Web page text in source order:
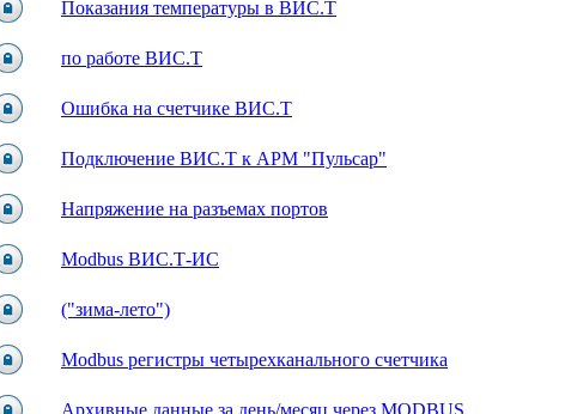
Показания температуры в ВИС.Т
по работе ВИС.Т
Ошибка на счетчике ВИС.Т
Подключение ВИС.Т к АРМ "Пульсар"
Напряжение на разъемах портов
Modbus ВИС.Т-ИС
("зима-лето")
Modbus регистры четырехканального счетчика
Архивные данные за день/месяц через MODBUS